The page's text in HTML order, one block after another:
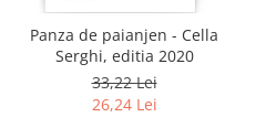
Panza de paianjen - Cella
Serghi, editia 2020
33,22 Lei
26,24 Lei